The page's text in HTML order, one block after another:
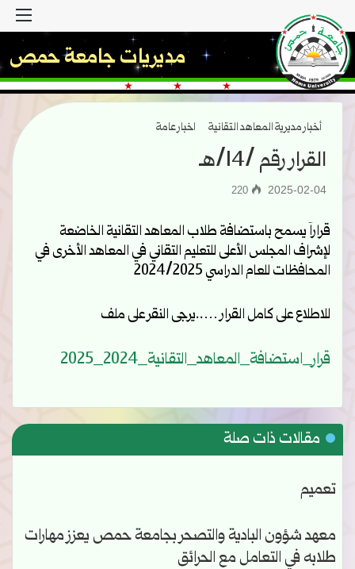
مديريات جامعة حمص
أخبار مديرية المعاهد التقانية اخبار عامة
القرار رقم /14/هـ
2025-02-04
قراراً يسمح باستضافة طلاب المعاهد التقانية الخاضعة
لإشراف المجلس الأعلى للتعليم التقاني في المعاهد الأخرى في
المحافظات للعام الدراسي 2024/2025
للاطلاع على كامل القرار …..يرجى النقر على ملف
قرار_استضافة_المعاهد_التقانية_2024_2025
مقالات ذات صلة
تعميم
معهد شؤون البادية والتصحر بجامعة حمص يعزز مهارات
طلابه في التعامل مع الحرائق